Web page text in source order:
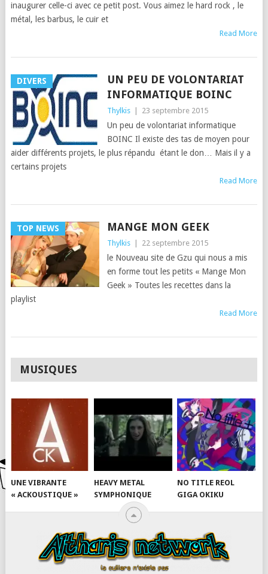
inaugurer celle-ci avec ce petit post. Vous aimez le hard rock , le
métal, les barbus, le cuir et
Read More
DIVERS
UN PEU DE VOLONTARIAT
INFORMATIQUE BOINC
Thylkis 23 septembre 2015
Un peu de volontariat informatique
BOINC Il existe des tas de moyen pour
aider différents projets, le plus répandu étant le don… Mais il y a
certains projets
Read More
TOP NEWS MANGE MON GEEK
Thylkis 22 septembre 2015
le Nouveau site de Gzu qui nous a mis
en forme tout les petits « Mange Mon
Geek » Toutes les recettes dans la
playlist
Read More
MUSIQUES
UNE VIBRANTE
« ACKOUSTIQUE »
HEAVY METAL
SYMPHONIQUE
NO TITLE REOL
GIGA OKIKU